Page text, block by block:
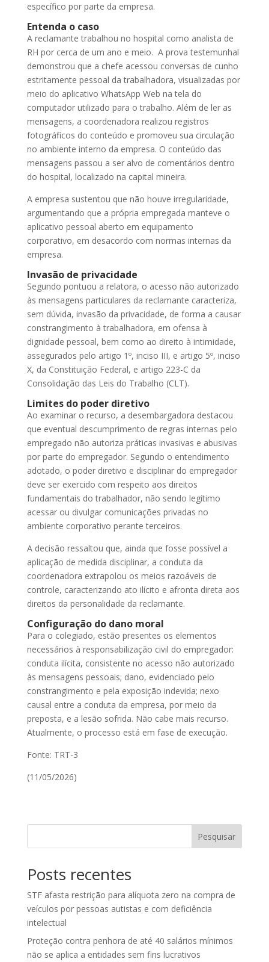
específico por parte da empresa.
Entenda o caso
A reclamante trabalhou no hospital como analista de
RH por cerca de um ano e meio. A prova testemunhal
demonstrou que a chefe acessou conversas de cunho
estritamente pessoal da trabalhadora, visualizadas por
meio do aplicativo WhatsApp Web na tela do
computador utilizado para o trabalho. Além de ler as
mensagens, a coordenadora realizou registros
fotográficos do conteúdo e promoveu sua circulação
no ambiente interno da empresa. O conteúdo das
mensagens passou a ser alvo de comentários dentro
do hospital, localizado na capital mineira.
A empresa sustentou que não houve irregularidade,
argumentando que a própria empregada manteve o
aplicativo pessoal aberto em equipamento
corporativo, em desacordo com normas internas da
empresa.
Invasão de privacidade
Segundo pontuou a relatora, o acesso não autorizado
às mensagens particulares da reclamante caracteriza,
sem dúvida, invasão da privacidade, de forma a causar
constrangimento à trabalhadora, em ofensa à
dignidade pessoal, bem como ao direito à intimidade,
assegurados pelo artigo 1º, inciso III, e artigo 5º, inciso
X, da Constituição Federal, e artigo 223-C da
Consolidação das Leis do Trabalho (CLT).
Limites do poder diretivo
Ao examinar o recurso, a desembargadora destacou
que eventual descumprimento de regras internas pelo
empregado não autoriza práticas invasivas e abusivas
por parte do empregador. Segundo o entendimento
adotado, o poder diretivo e disciplinar do empregador
deve ser exercido com respeito aos direitos
fundamentais do trabalhador, não sendo legítimo
acessar ou divulgar comunicações privadas no
ambiente corporativo perante terceiros.
A decisão ressaltou que, ainda que fosse possível a
aplicação de medida disciplinar, a conduta da
coordenadora extrapolou os meios razoáveis de
controle, caracterizando ato ilícito e afronta direta aos
direitos da personalidade da reclamante.
Configuração do dano moral
Para o colegiado, estão presentes os elementos
necessários à responsabilização civil do empregador:
conduta ilícita, consistente no acesso não autorizado
às mensagens pessoais; dano, evidenciado pelo
constrangimento e pela exposição indevida; nexo
causal entre a conduta da empresa, por meio da
preposta, e a lesão sofrida. Não cabe mais recurso.
Atualmente, o processo está em fase de execução.
Fonte: TRT-3
(11/05/2026)
Pesquisar
Posts recentes
STF afasta restrição para alíquota zero na compra de
veículos por pessoas autistas e com deficiência
intelectual
Proteção contra penhora de até 40 salários mínimos
não se aplica a entidades sem fins lucrativos